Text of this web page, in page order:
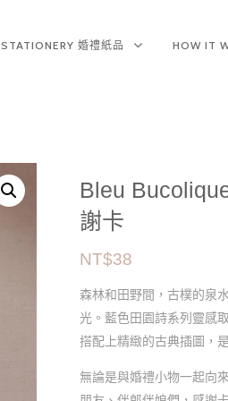
STATIONERY 婚禮紙品 HOW IT
Bleu
謝卡
NT$38
森林和田野間，古樸的泉
光。藍色田園詩系列靈感
搭配上精緻的古典插圖，
無論是與婚禮小物一起向